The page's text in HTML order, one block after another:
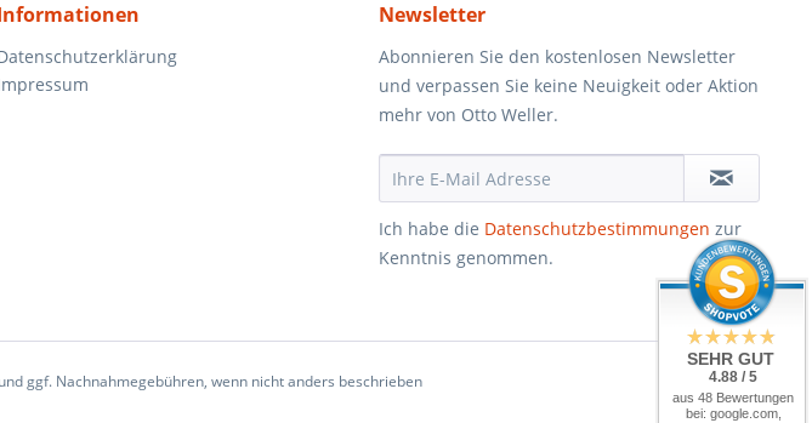
Newsletter
Abonnieren Sie den kostenlosen Newsletter
und verpassen Sie keine Neuigkeit oder Aktion
mehr von Otto Weller.
Ich habe die Datenschutzbestimmungen zur
Kenntnis genommen.
ggf. Nachnahmegebühren, wenn nicht anders beschrieben
SEHR GUT
4.88 / 5
aus 48 Bewertungen
bei: google.com,